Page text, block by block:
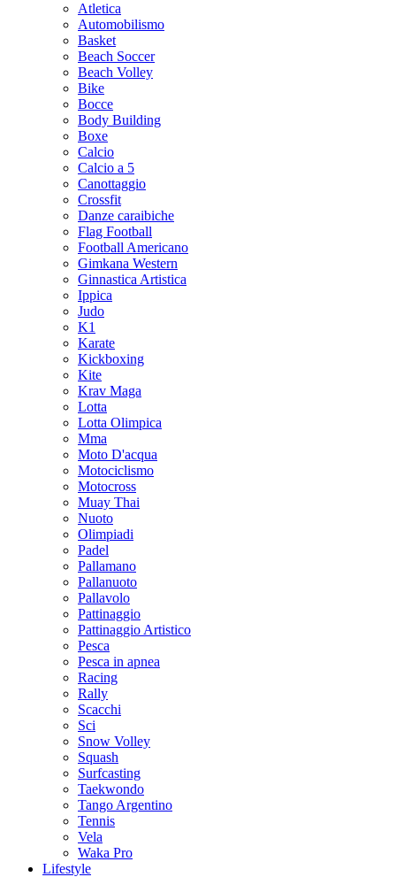
Atletica
Automobilismo
Basket
Beach Soccer
Beach Volley
Bike
Bocce
Body Building
Boxe
Calcio
Calcio a 5
Canottaggio
Crossfit
Danze caraibiche
Flag Football
Football Americano
Gimkana Western
Ginnastica Artistica
Ippica
Judo
K1
Karate
Kickboxing
Kite
Krav Maga
Lotta
Lotta Olimpica
Mma
Moto D'acqua
Motociclismo
Motocross
Muay Thai
Nuoto
Olimpiadi
Padel
Pallamano
Pallanuoto
Pallavolo
Pattinaggio
Pattinaggio Artistico
Pesca
Pesca in apnea
Racing
Rally
Scacchi
Sci
Snow Volley
Squash
Surfcasting
Taekwondo
Tango Argentino
Tennis
Vela
Waka Pro
Lifestyle